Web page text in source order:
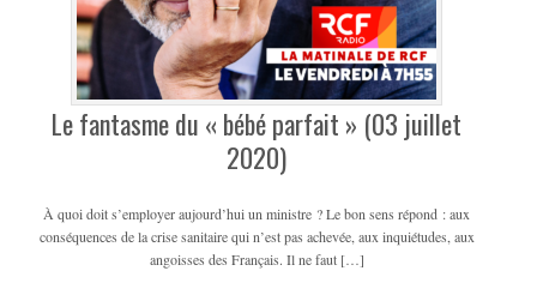
Le fantasme du « bébé parfait » (03 juillet
2020)
À quoi doit s’employer aujourd’hui un ministre ? Le bon sens répond : aux
conséquences de la crise sanitaire qui n’est pas achevée, aux inquiétudes, aux
angoisses des Français. Il ne faut […]